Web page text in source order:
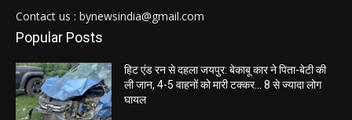
Contact us : bynewsindia@gmail.com
Popular Posts
हिट एंड रन से दहला जयपुर: बेकाबू कार ने पिता-बेटी की
ली जान, 4-5 वाहनों को मारी टक्कर… 8 से ज्यादा लोग
घायल